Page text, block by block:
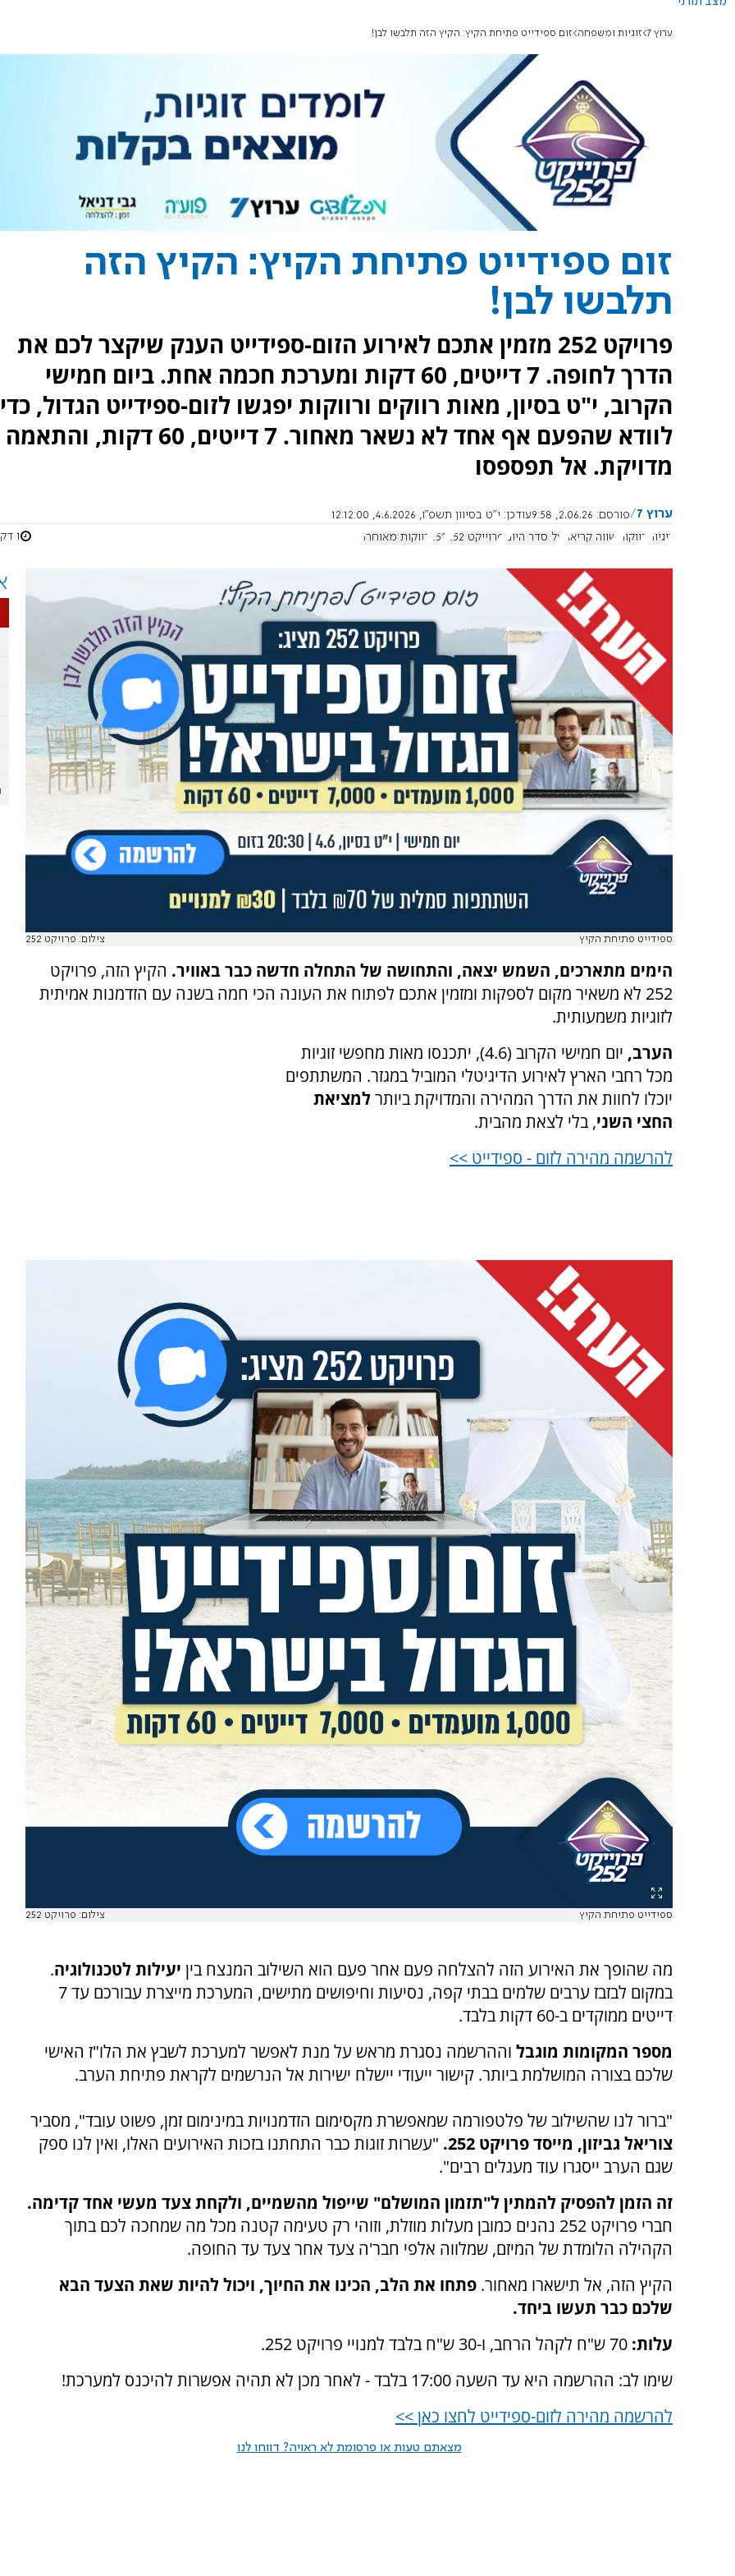
ערוץ 7 זוגיות ומשפחה זום ספידייט פתיחת הקיץ: הקיץ הזה תלבשו לבן!
זום ספידייט פתיחת הקיץ: הקיץ הזה
תלבשו לבן!
פרויקט 252 מזמין אתכם לאירוע הזום-ספידייט הענק שיקצר לכם את
הדרך לחופה. 7 דייטים, 60 דקות ומערכת חכמה אחת. ביום חמישי
הקרוב, י"ט בסיון, מאות רווקים ורווקות יפגשו לזום-ספידייט הגדול, כדי
לוודא שהפעם אף אחד לא נשאר מאחור. 7 דייטים, 60 דקות, והתאמה
מדויקת. אל תפספסו
ערוץ 7 פורסם: 2.06.26, 9:58 עודכן: י"ט בסיוון תשפ"ו, 4.6.2026, 12:12:00
זוגיות
רווקות שווה קריאה על סדר היום פרוייקט 252 252 רווקות מאוחרת 1 דקות
ספידייט פתיחת הקיץ צילום: פרויקט 252
הימים מתארכים, השמש יצאה, והתחושה של התחלה חדשה כבר באוויר. הקיץ הזה, פרויקט
252 לא משאיר מקום לספקות ומזמין אתכם לפתוח את העונה הכי חמה בשנה עם הזדמנות אמיתית
לזוגיות משמעותית.
הערב,
יום חמישי הקרוב (4.6), יתכנסו מאות מחפשי זוגיות
מכל רחבי הארץ לאירוע הדיגיטלי המוביל במגזר. המשתתפים
יוכלו לחוות את הדרך המהירה והמדויקת ביותרלמציאת
החצי השני, בלי לצאת מהבית.
להרשמה מהירה לזום - ספידייט >>
ספידייט פתיחת הקיץ צילום: פרויקט 252
מה שהופך את האירוע הזה להצלחה פעם אחר פעם הוא השילוב המנצח בין יעילות לטכנולוגיה.
במקום לבזבז ערבים שלמים בבתי קפה, נסיעות וחיפושים מתישים, המערכת מייצרת עבורכם עד 7
דייטים ממוקדים ב-60 דקות בלבד.
מספר המקומות מוגבל וההרשמה נסגרת מראש על מנת לאפשר למערכת לשבץ את הלו"ז האישי
שלכם בצורה המושלמת ביותר. קישור ייעודי יישלח ישירות אל הנרשמים לקראת פתיחת הערב.
"ברור לנו שהשילוב של פלטפורמה שמאפשרת מקסימום הזדמנויות במינימום זמן, פשוט עובד", מסביר
צוריאל גביזון, מייסד פרויקט 252.
"עשרות זוגות כבר התחתנו בזכות האירועים האלו, ואין לנו ספק
שגם הערב ייסגרו עוד מעגלים רבים".
זה הזמן להפסיק להמתין ל"תזמון המושלם" שייפול מהשמיים, ולקחת צעד מעשי אחד קדימה.
חברי פרויקט 252 נהנים כמובן מעלות מוזלת, וזוהי רק טעימה קטנה מכל מה שמחכה לכם בתוך
הקהילה הלומדת של המיזם, שמלווה אלפי חבר'ה צעד אחר צעד עד החופה.
הקיץ הזה, אל תישארו מאחור. פתחו את הלב, הכינו את החיוך, ויכול להיות שאת הצעד הבא
שלכם כבר תעשו ביחד.
עלות:
שימו לב: ההרשמה היא עד השעה 17:00 בלבד - לאחר מכן לא תהיה אפשרות להיכנס למערכת!
להרשמה מהירה לזום-ספידייט לחצו כאן >>
מצאתם טעות או פרסומת לא ראויה? דווחו לנו